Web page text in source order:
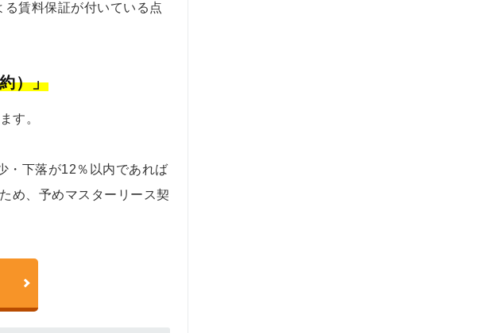
賃料保証が付いている点
）」
す。
・下落が12％以内であれば
め、予めマスターリース契